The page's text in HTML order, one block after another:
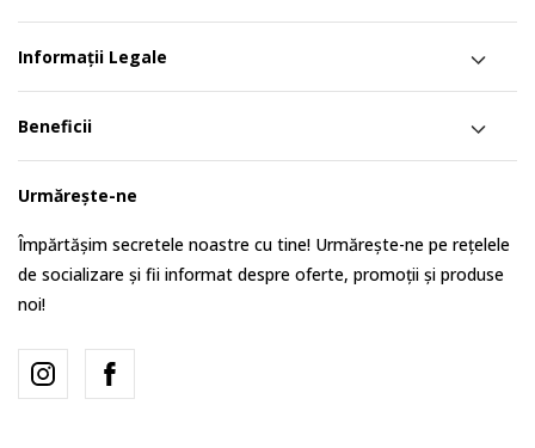
Informații Legale
Beneficii
Urmărește-ne
Împărtășim secretele noastre cu tine! Urmărește-ne pe rețelele
de socializare și fii informat despre oferte, promoții și produse
noi!